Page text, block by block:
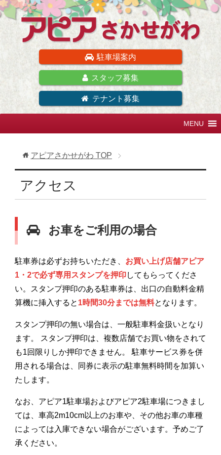
駐車場案内
スタッフ募集
テナント募集
アピアさかせがわ TOP
アクセス
お車をご利用の場合
駐車券は必ずお持ちいただき、 お買い上げ店舗アピア
1・2で必ず専用スタンプを押印してもらってくださ
い。スタンプ押印のある駐車券は、出口の自動料金精
算機に挿入すると 1時間30分までは無料となります。
スタンプ押印の無い場合は、一般駐車料金扱いとなり
ます。 スタンプ押印は、複数店舗でお買い物をされて
も1回限りしか押印できません。 駐車サービス券を併
用される場合は、同券に表示の駐車無料時間を加算い
たします。
なお、アピア1駐車場およびアピア2駐車場につきまし
ては、車高2m10cm以上のお車や、その他お車の車種
によっては入庫できない場合がございます。予めご了
承ください。